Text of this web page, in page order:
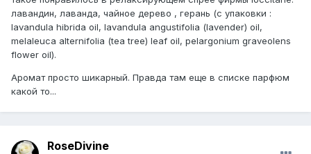
лавандин, лаванда, чайное дерево , герань (с упаковки :
lavandula hibrida oil, lavandula angustifolia (lavender) oil,
melaleuca alternifolia (tea tree) leaf oil, pelargonium graveolens
flower oil).
Аромат просто шикарный. Правда там еще в списке парфюм
какой то...
RoseDivine